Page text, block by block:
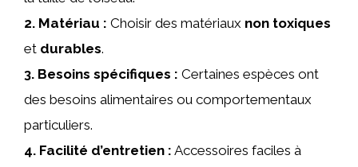
2. Matériau : Choisir des matériaux non toxiques
et durables.
3. Besoins spécifiques : Certaines espèces ont
des besoins alimentaires ou comportementaux
particuliers.
4. Facilité d’entretien : Accessoires faciles à